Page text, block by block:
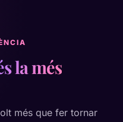
la més
més que fer tornar